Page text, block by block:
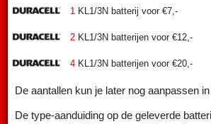
1 KL1/3N batterij voor €7,-
2 KL1/3N batterijen voor €12,-
4 KL1/3N batterijen voor €20,-
De aantallen kun je later nog aanpassen
De type-aanduiding op de geleverde